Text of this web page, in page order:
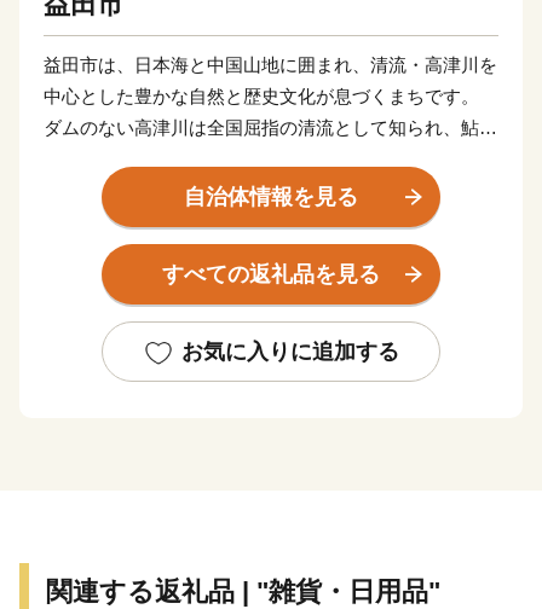
益田市は、日本海と中国山地に囲まれ、清流・高津川を
中心とした豊かな自然と歴史文化が息づくまちです。
ダムのない高津川は全国屈指の清流として知られ、鮎や
ロン、ぶどうなどの農産物を育んでいます。
市内には画聖「雪舟」が手がけた庭園や歌聖「柿本人麻
呂」を祀る神社があり、中世の町並みが今も残る文化の
まちとして日本遺産にも認定されています。
り、人口減少という課題に向き合いながら、“ひとづく
り”によるまちづくりを進めています。
自治体情報を見る
すべての返礼品を見る
お気に入りに追加する
関連する返礼品 | "雑貨・日用品"